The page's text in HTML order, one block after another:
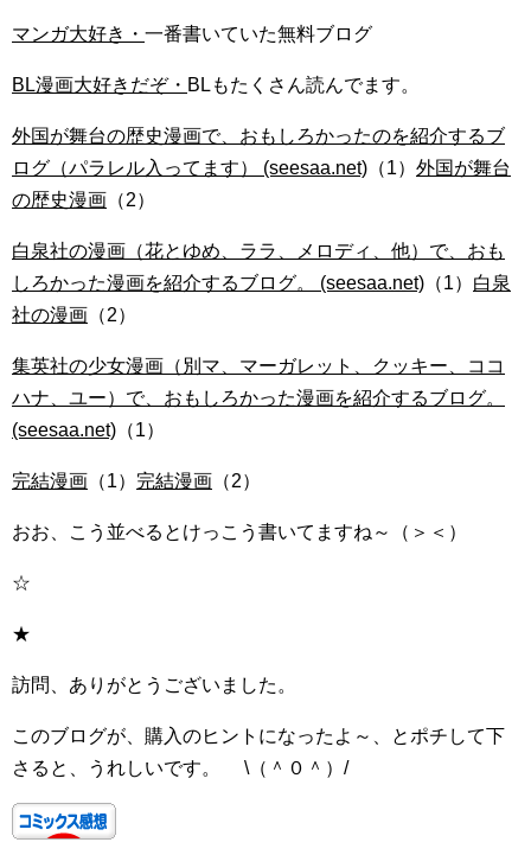
マンガ大好き・ 一番書いていた無料ブログ
BL漫画大好きだぞ・ BLもたくさん読んでます。
外国が舞台の歴史漫画で、おもしろかったのを紹介するブ
ログ（パラレル入ってます） (seesaa.net) （1） 外国が舞台
の歴史漫画 （2）
白泉社の漫画（花とゆめ、ララ、メロディ、他）で、おも
しろかった漫画を紹介するブログ。 (seesaa.net) （1） 白泉
社の漫画 （2）
集英社の少女漫画（別マ、マーガレット、クッキー、ココ
ハナ、ユー）で、おもしろかった漫画を紹介するブログ。
(seesaa.net) （1）
完結漫画 （1） 完結漫画 （2）
おお、こう並べるとけっこう書いてますね～（＞＜）
☆
★
訪問、ありがとうございました。
このブログが、購入のヒントになったよ～、とポチして下
さると、うれしいです。 \（＾０＾）/